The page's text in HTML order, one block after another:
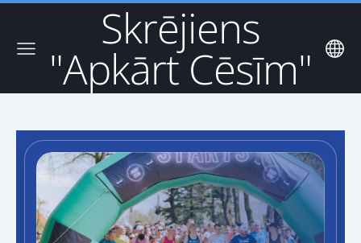
Skrējiens
"Apkārt Cēsīm"